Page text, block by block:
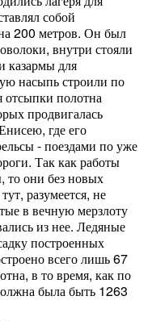
собой
200 метров. Он был
внутри стояли
казармы для
насыпь строили по
полотна
продвигалась
где его
- поездами по уже
Так как работы
то они без новых
разумеется, не
в вечную мерзлоту
из нее. Ледяные
построенных
всего лишь 67
в то время, как по
была быть 1263